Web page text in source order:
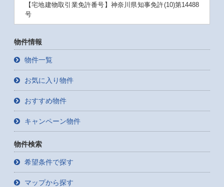
【宅地建物取引業免許番号】神奈川県知事免許(10)第14488
号
物件情報
物件一覧
お気に入り物件
おすすめ物件
キャンペーン物件
物件検索
希望条件で探す
マップから探す